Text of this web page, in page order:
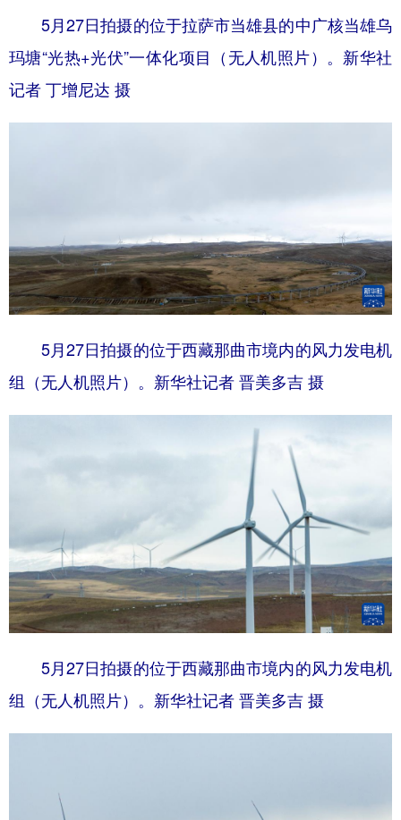
5月27日拍摄的位于拉萨市当雄县的中广核当雄乌
玛塘“光热+光伏”一体化项目（无人机照片）。新华社
记者 丁增尼达 摄
5月27日拍摄的位于西藏那曲市境内的风力发电机
组（无人机照片）。新华社记者 晋美多吉 摄
5月27日拍摄的位于西藏那曲市境内的风力发电机
组（无人机照片）。新华社记者 晋美多吉 摄